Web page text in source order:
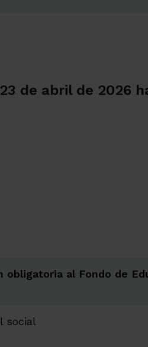
de abril de 2026
al Fondo de
social